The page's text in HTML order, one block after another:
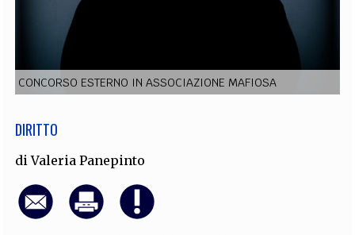
CONTATTI
SOCIAL MEDIA
CONCORSO ESTERNO IN ASSOCIAZIONE MAFIOSA
DIRITTO
diValeria Panepinto